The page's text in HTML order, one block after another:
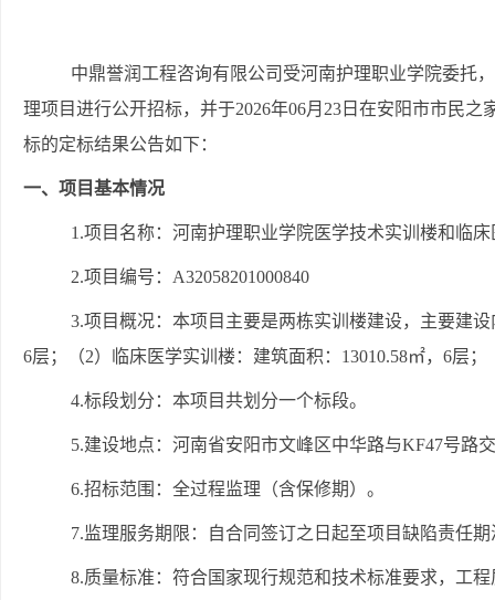
中鼎誉润工程咨询有限公司 受河南护理职业学院委托
理项目进行公开招标，并于2026年06月 23 日在安阳市市民之
标的定标结果公告如下：
一、项目基本情况
1.项目名称：河南护理职业学院医学技术实训楼和临
2.项目编号：A32058201000840
3.项目概况：本项目主要是两栋实训楼建设，主要建
6层；（2）临床医学实训楼：建筑面积：13010.58㎡，6层
4.标段划分：本项目共划分一个标段。
5.建设地点：河南省安阳市文峰区中华路与KF47号路
6.招标范围：全过程监理（含保修期）。
7.监理服务期限：自合同签订之日起至项目缺陷责任
8.质量标准：符合国家现行规范和技术标准要求，工